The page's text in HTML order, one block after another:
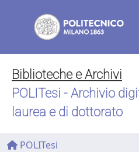
Biblioteche e Archivi
POLITesi - Archivio
laurea e di dottorato
POLITesi